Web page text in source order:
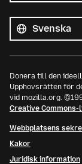
språk
Språk
Donera till den
Upphovsrätten för
vid mozilla.org.
Creative Commons-
Webbplatsens
Kakor
Juridisk information